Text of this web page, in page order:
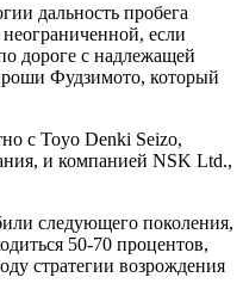
дальность пробега
если
дороге с надлежащей
Фудзимото, который
с Toyo Denki Seizo,
и компанией NSK Ltd.,
следующего поколения,
50-70 процентов,
стратегии возрождения